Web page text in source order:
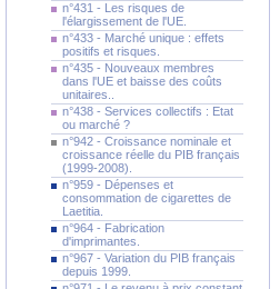
n°431 - Les risques de
l'élargissement de l'UE.
n°433 - Marché unique : effets
positifs et risques.
n°435 - Nouveaux membres
dans l'UE et baisse des coûts
unitaires..
n°438 - Services collectifs : Etat
ou marché ?
n°942 - Croissance nominale et
croissance réelle du PIB français
(1999-2008).
n°959 - Dépenses et
consommation de cigarettes de
Laetitia.
n°964 - Fabrication
d'imprimantes.
n°967 - Variation du PIB français
depuis 1999.